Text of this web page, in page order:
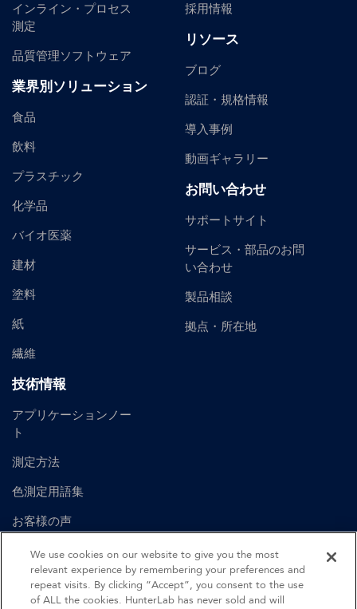
インライン・プロセス
測定
品質管理ソフトウェア
業界別ソリューション
食品
飲料
プラスチック
化学品
バイオ医薬
建材
塗料
紙
繊維
技術情報
アプリケーションノー
ト
測定方法
色測定用語集
お客様の声
ユーザーマニュアル
採用情報
リソース
ブログ
認証・規格情報
導入事例
動画ギャラリー
お問い合わせ
サポートサイト
サービス・部品のお問
い合わせ
製品相談
拠点・所在地
We use cookies on our website to give you the most
relevant experience by remembering your preferences and
repeat visits. By clicking “Accept”, you consent to the use
of ALL the cookies. HunterLab has never sold and will